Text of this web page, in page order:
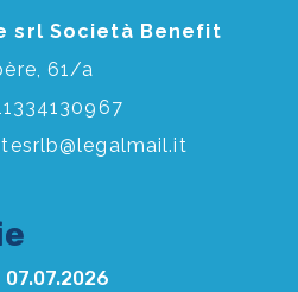
srl Società Benefit
61/a
07.07.2026